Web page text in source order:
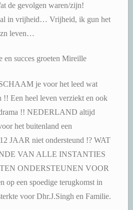
de gevolgen waren/zijn!
in vrijheid… Vrijheid, ik gun het
zn leven…
succes groeten Mireille
je voor het leed wat
!! Een heel leven verziekt en ook
!! NEDERLAND altijd
het buitenland een
JAAR niet ondersteund !? WAT
VAN ALLE INSTANTIES
ONDERSTEUNEN VOOR
op een spoedige terugkomst in
voor Dhr.J.Singh en Familie.